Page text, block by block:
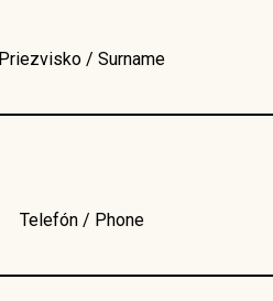
Priezvisko / Surname
Telefón / Phone